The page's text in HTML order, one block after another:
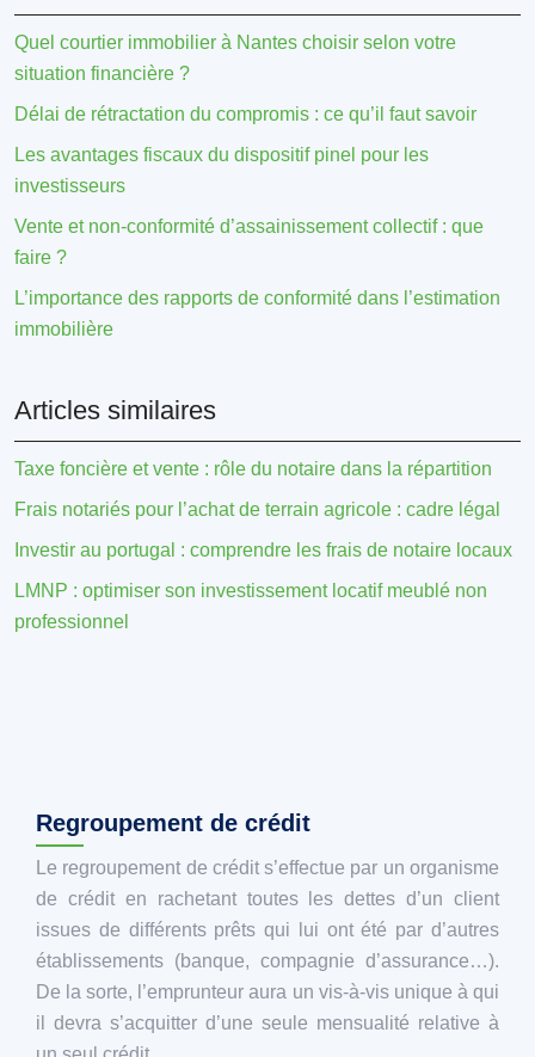
Quel courtier immobilier à Nantes choisir selon votre
situation financière ?
Délai de rétractation du compromis : ce qu’il faut savoir
Les avantages fiscaux du dispositif pinel pour les
investisseurs
Vente et non-conformité d’assainissement collectif : que
faire ?
L’importance des rapports de conformité dans l’estimation
immobilière
Articles similaires
Taxe foncière et vente : rôle du notaire dans la répartition
Frais notariés pour l’achat de terrain agricole : cadre légal
Investir au portugal : comprendre les frais de notaire locaux
LMNP : optimiser son investissement locatif meublé non
professionnel
Regroupement de crédit
Le regroupement de crédit s’effectue par un organisme
de crédit en rachetant toutes les dettes d’un client
issues de différents prêts qui lui ont été par d’autres
établissements (banque, compagnie d’assurance…).
De la sorte, l’emprunteur aura un vis-à-vis unique à qui
il devra s’acquitter d’une seule mensualité relative à